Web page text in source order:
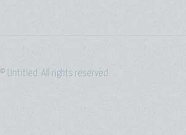
© Untitled. All rights reserved.